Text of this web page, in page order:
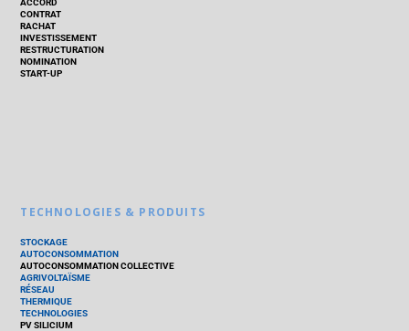
ACCORD
CONTRAT
RACHAT
INVESTISSEMENT
RESTRUCTURATION
NOMINATION
START-UP
TECHNOLOGIES & PRODUITS
STOCKAGE
AUTOCONSOMMATION
AUTOCONSOMMATION COLLECTIVE
AGRIVOLTAÏSME
RÉSEAU
THERMIQUE
TECHNOLOGIES
PV SILICIUM